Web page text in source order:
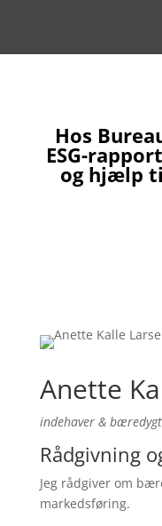
Hos
ESG-
og hjælp
Anette
indehaver &
Rådgivning
Jeg rådgiver om
markedsføring.